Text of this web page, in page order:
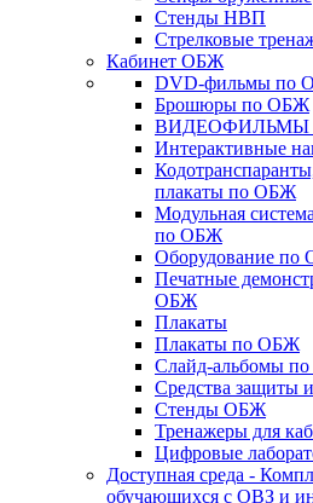
Стенды НВП
Стрелковые
Кабинет ОБЖ
DVD-фильмы по
Брошюры по ОБЖ
ВИДЕОФИЛЬМЫ
Интерактивные
плакаты по ОБЖ
Модульная
по ОБЖ
Оборудование
Печатные
ОБЖ
Плакаты
Плакаты по ОБЖ
Слайд-альбомы
Средства защиты
Стенды ОБЖ
Тренажеры для
Цифровые
Доступная среда -
обучающихся с ОВЗ и